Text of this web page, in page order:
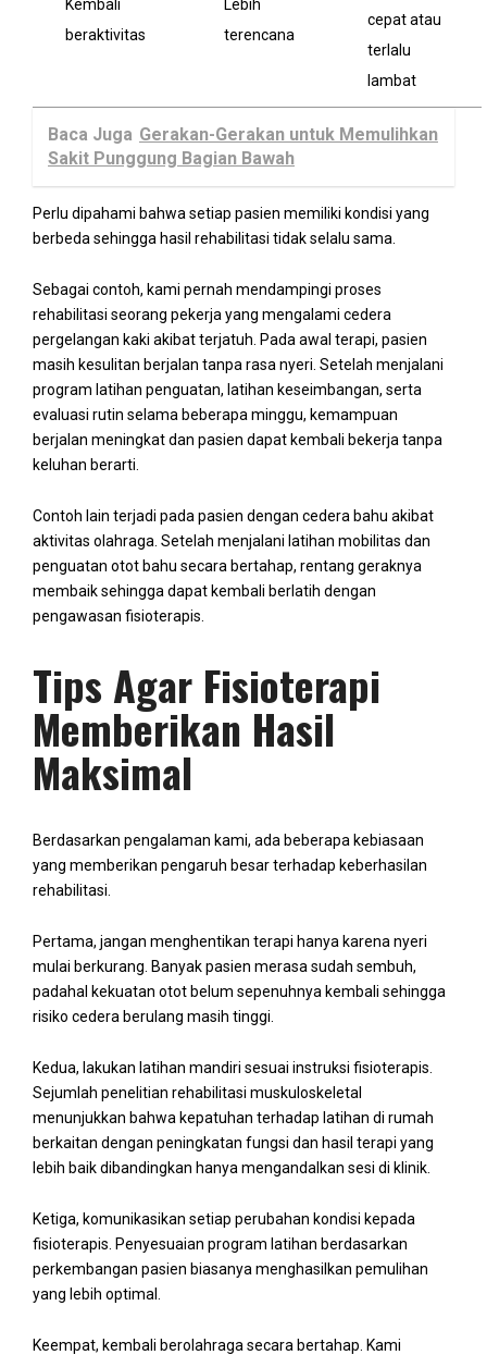
Kembali
beraktivitas
Lebih
terencana
cepat atau
terlalu
lambat
Baca Juga Gerakan-Gerakan untuk Memulihkan
Sakit Punggung Bagian Bawah
Perlu dipahami bahwa setiap pasien memiliki kondisi yang
berbeda sehingga hasil rehabilitasi tidak selalu sama.
Sebagai contoh, kami pernah mendampingi proses
rehabilitasi seorang pekerja yang mengalami cedera
pergelangan kaki akibat terjatuh. Pada awal terapi, pasien
masih kesulitan berjalan tanpa rasa nyeri. Setelah menjalani
program latihan penguatan, latihan keseimbangan, serta
evaluasi rutin selama beberapa minggu, kemampuan
berjalan meningkat dan pasien dapat kembali bekerja tanpa
keluhan berarti.
Contoh lain terjadi pada pasien dengan cedera bahu akibat
aktivitas olahraga. Setelah menjalani latihan mobilitas dan
penguatan otot bahu secara bertahap, rentang geraknya
membaik sehingga dapat kembali berlatih dengan
pengawasan fisioterapis.
Tips Agar Fisioterapi
Memberikan Hasil
Maksimal
Berdasarkan pengalaman kami, ada beberapa kebiasaan
yang memberikan pengaruh besar terhadap keberhasilan
rehabilitasi.
Pertama, jangan menghentikan terapi hanya karena nyeri
mulai berkurang. Banyak pasien merasa sudah sembuh,
padahal kekuatan otot belum sepenuhnya kembali sehingga
risiko cedera berulang masih tinggi.
Kedua, lakukan latihan mandiri sesuai instruksi fisioterapis.
Sejumlah penelitian rehabilitasi muskuloskeletal
menunjukkan bahwa kepatuhan terhadap latihan di rumah
berkaitan dengan peningkatan fungsi dan hasil terapi yang
lebih baik dibandingkan hanya mengandalkan sesi di klinik.
Ketiga, komunikasikan setiap perubahan kondisi kepada
fisioterapis. Penyesuaian program latihan berdasarkan
perkembangan pasien biasanya menghasilkan pemulihan
yang lebih optimal.
Keempat, kembali berolahraga secara bertahap. Kami